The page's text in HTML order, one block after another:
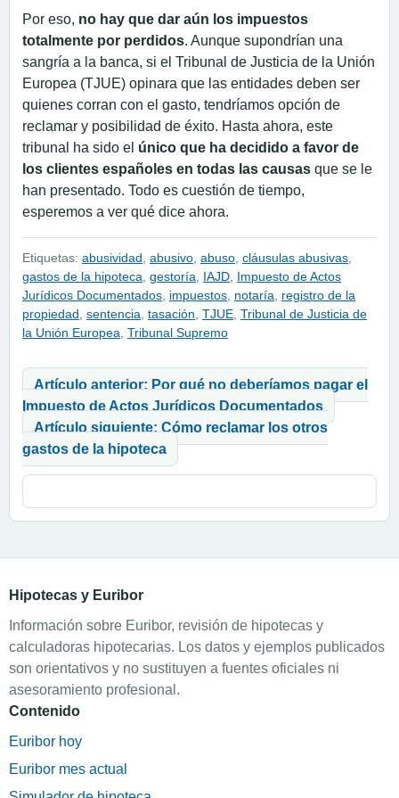
Por eso, no hay que dar aún los impuestos
totalmente por perdidos. Aunque supondrían una
sangría a la banca, si el Tribunal de Justicia de la Unión
Europea (TJUE) opinara que las entidades deben ser
quienes corran con el gasto, tendríamos opción de
reclamar y posibilidad de éxito. Hasta ahora, este
tribunal ha sido el único que ha decidido a favor de
los clientes españoles en todas las causas que se le
han presentado. Todo es cuestión de tiempo,
esperemos a ver qué dice ahora.
Etiquetas: abusividad abusivo abuso cláusulas abusivas
gastos de la hipoteca gestoría IAJD Impuesto de Actos
Jurídicos Documentados impuestos notaría
registro de la
propiedad sentencia tasación TJUE Tribunal de Justicia de
la Unión Europea Tribunal Supremo
Navegación de entradas
Artículo anterior: Por qué no deberíamos pagar el
Impuesto de Actos Jurídicos Documentados
Artículo siguiente: Cómo reclamar los otros
gastos de la hipoteca
Hipotecas y Euribor
Información sobre Euribor, revisión de hipotecas y
calculadoras hipotecarias. Los datos y ejemplos publicados
son orientativos y no sustituyen a fuentes oficiales ni
asesoramiento profesional.
Contenido
Euribor hoy
Euribor mes actual